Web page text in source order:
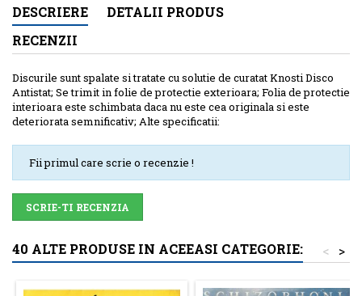
DESCRIERE
DETALII PRODUS
RECENZII
Discurile sunt spalate si tratate cu solutie de curatat Knosti Disco
Antistat; Se trimit in folie de protectie exterioara; Folia de protectie
interioara este schimbata daca nu este cea originala si este
deteriorata semnificativ; Alte specificatii:
Fii primul care scrie o recenzie !
SCRIE-TI RECENZIA
40 ALTE PRODUSE IN ACEEASI CATEGORIE: >
<